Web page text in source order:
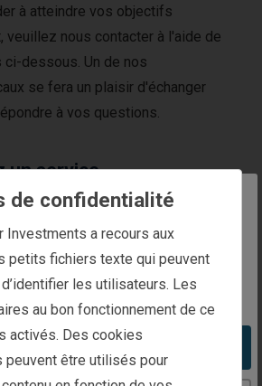
you are trying to reach is
investors in Belgium
be in the United States
the United States website
à atteindre vos objectifs
veuillez nous contacter à l'aide de
ci-dessous. Un de nos
se fera un plaisir d'échanger
à vos questions.
un service
dessous les coordonnées
générales
de confidentialité
Investments a recours aux
petits fichiers texte qui peuvent
les utilisateurs. Les
au bon fonctionnement de ce
activés. Des cookies
peuvent être utilisés pour